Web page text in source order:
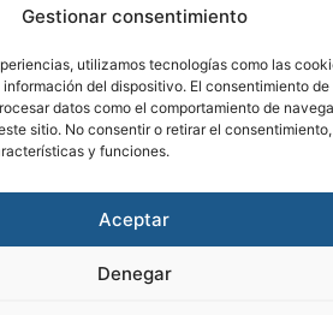
Gestionar consentimiento
utilizamos tecnologías como las
del dispositivo. El consentimiento de
datos como el comportamiento de
sitio. No consentir o retirar el
y funciones.
Aceptar
Denegar